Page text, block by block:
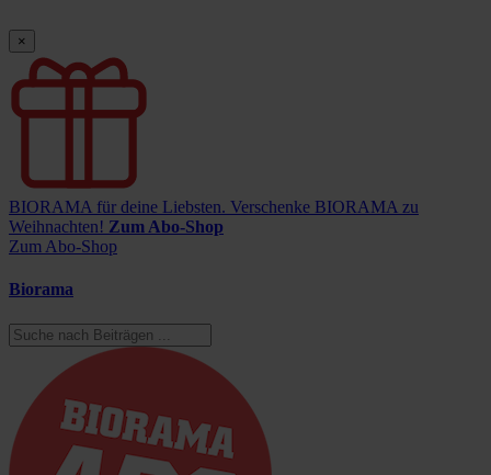
×
BIORAMA für deine Liebsten. Verschenke BIORAMA zu
Weihnachten! Zum Abo-Shop
Zum Abo-Shop
Biorama